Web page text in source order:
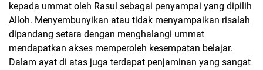
kepada ummat oleh Rasul sebagai penyampai yang dipilih
Alloh. Menyembunyikan atau tidak menyampaikan risalah
dipandang setara dengan menghalangi ummat
mendapatkan akses memperoleh kesempatan belajar.
Dalam ayat di atas juga terdapat penjaminan yang sangat